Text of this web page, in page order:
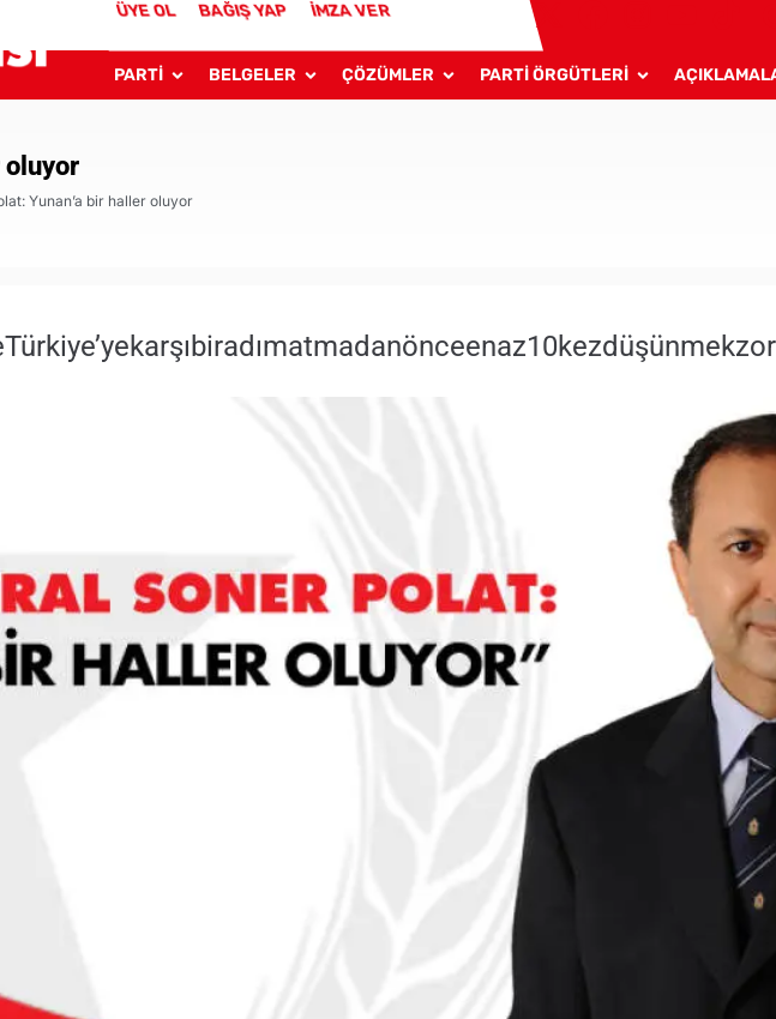
ÜYE OL BAĞIŞ YAP İMZA VER
PARTİ BELGELER ÇÖZÜMLER PARTİ ÖRGÜTLERİ
oluyor
Yunan’a bir haller oluyor